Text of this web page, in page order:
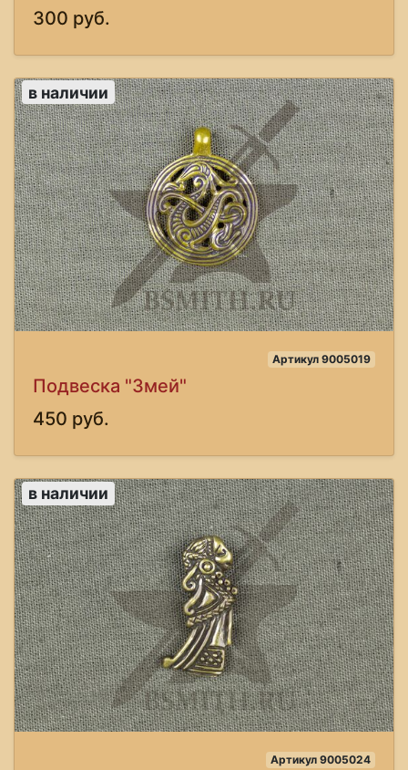
300 руб.
в наличии
Артикул 9005019
Подвеска "Змей"
450 руб.
в наличии
Артикул 9005024